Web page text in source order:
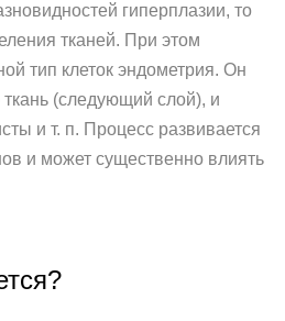
гиперплазии, то
тканей. При этом
тип клеток эндометрия. Он
(следующий слой), и
и т. п. Процесс развивается
и может существенно влиять